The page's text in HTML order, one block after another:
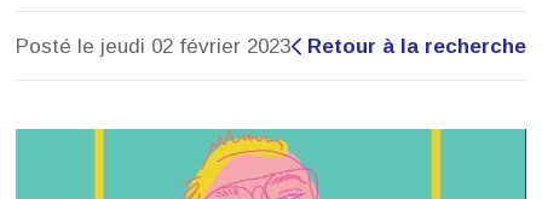
Posté le jeudi 02 février 2023 Retour à la recherche